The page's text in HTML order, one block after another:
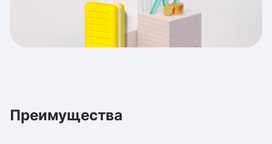
Преимущества